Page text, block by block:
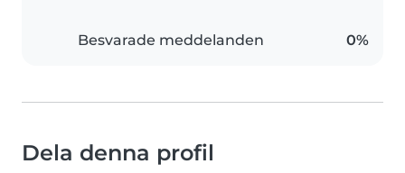
Besvarade meddelanden 0%
Dela denna profil